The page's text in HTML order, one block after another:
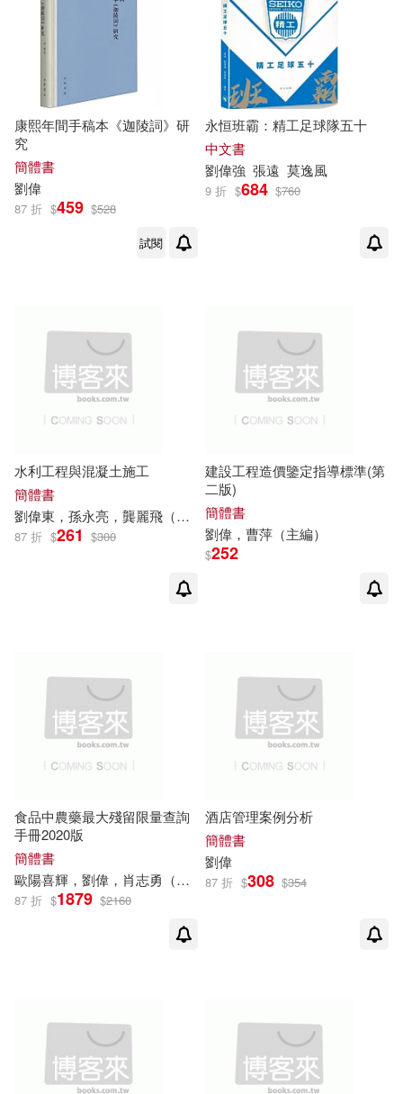
劉偉仁等13人(1) 劉偉俊(1)
劉偉俊，馮立華，于桂海，程濤(1)
劉偉倫(1) 劉偉偉（編）(1)
劉偉偉，王革，江濤（主編）(1)
劉偉偉，賀天平(1)
劉偉儉(1)
劉偉全(1)
劉偉冬等（編）(1) 劉偉勝(1)
劉偉勝等主編(1) 劉偉厚(1)
劉偉哲，潘秀艷，何世勇（主編）
劉偉國（主編）(1) 劉偉宏(1)
劉偉峙(1)
劉偉強（主編）(1) 劉偉彥(1)
劉偉彥等（主編）(1)
劉偉志，吳荔荔，嚴雯婕(1)
遼寧科學技術出版社(3)
電子科技大學出版社(3)
高立圖書(3)
上海社會科學院出版社(2)
上海譯文出版社(2)
上海遠東出版社(2)
世界圖書出版公司北京公司(2)
中原農民出版社(2)
中國人事出版社(2)
中國國際廣播出版社(2)
中國建材工業出版社(2)
中國民族攝影藝術出版社(2)
康熙年間手稿本《迦陵詞》研
究
簡體書
劉偉
87 折 $459 $528
試閱
永恒班霸：精工足球隊五十
中文書
劉偉強 張遠 莫逸風
9 折 $684 $760
水利工程與混凝土施工
簡體書
劉偉東，孫永亮，龔麗飛（主編）
87 折 $261 $300
建設工程造價鑒定指導標準(第
二版)
簡體書
劉偉 ，曹萍（主編）
$252
食品中農藥最大殘留限量查詢
手冊2020版
簡體書
歐陽喜輝， 劉偉 ，肖志勇（主編）
87 折 $1879 $2160
酒店管理案例分析
簡體書
劉偉
87 折 $308 $354